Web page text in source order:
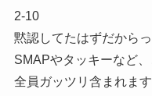
2-10
黙認してたはずだから
SMAPやタッキーなど
全員ガッツリ含まれます